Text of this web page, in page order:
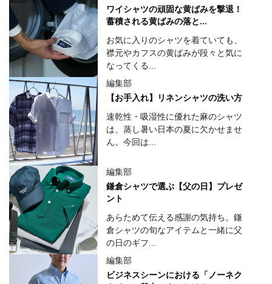
ワイシャツの頑固な黄ばみを撃退！
蓄積される黄ばみの落と...
お気に入りのシャツを着ていても、
襟元やカフスの黄ばみが段々と気に
なってくる...
編集部
【お手入れ】リネンシャツの洗い方
速乾性・吸湿性に優れた麻のシャツ
は、蒸し暑い日本の夏に欠かせませ
ん。今回は...
編集部
鎌倉シャツで選ぶ【父の日】プレゼ
ント
あらためて伝える感謝の気持ち。鎌
倉シャツの旬なアイテムと一緒に父
の日のギフ...
編集部
ビジネスシーンにおける「ノーネク